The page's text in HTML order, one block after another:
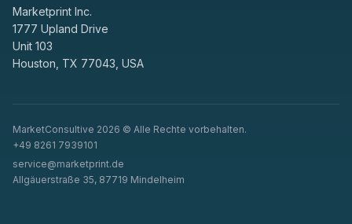
Marketprint Inc.
1777 Upland Drive
Unit 103
Houston, TX 77043, USA
MarketConsultive 2026 © Alle Rechte vorbehalten.
+49 8261 7939101
service@marketprint.de
Allgäuerstraße 35, 87719 Mindelheim